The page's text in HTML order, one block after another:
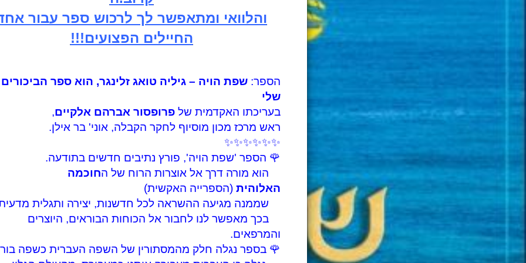
והלוואי ומתאפשר לך לרכוש ספר עבור
החיילים הפצועים!!!
הספר: שפת הויה – גיליה טואג זלינגר, הוא ספר הביכורים
שלי
בעריכתו האקדמית של פרופסור אברהם אלקיים,
ראש מרכז מכון מוסיוף לחקר הקבלה, אוני' בר אילן.
✨✨✨✨✨✨
🌹 הספר 'שפת הויה', פורץ נתיבים חדשים בתודעה.
הוא מורה דרך אל אוצרות הרוח של החוכמה
האלוהית (הספרייה האקשית)
שממנה מגיעה ההשראה לכל חדשנות, יצירה ותגלית
בכך מאפשר לנו לחבור אל הכוחות הבוראים, היוצרים
והמרפאים.
🌹 בספר נגלה חלק מהמסתורין של השפה העברית כשפה